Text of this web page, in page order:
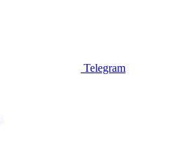
Telegram